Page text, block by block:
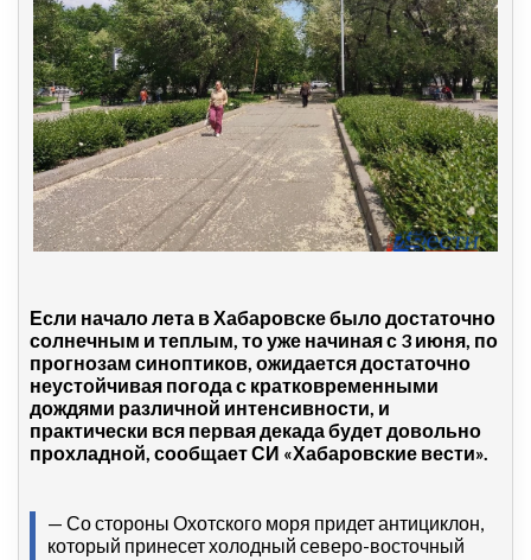
Если начало лета в Хабаровске было достаточно
солнечным и теплым, то уже начиная с 3 июня, по
прогнозам синоптиков, ожидается достаточно
неустойчивая погода с кратковременными
дождями различной интенсивности, и
практически вся первая декада будет довольно
прохладной, сообщает СИ «Хабаровские вести».
— Со стороны Охотского моря придет антициклон,
который принесет холодный северо-восточный